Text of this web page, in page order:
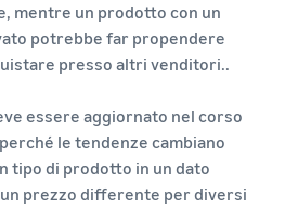
mentre un prodotto con un
potrebbe far propendere
presso altri venditori..
essere aggiornato nel corso
le tendenze cambiano
tipo di prodotto in un dato
prezzo differente per diversi